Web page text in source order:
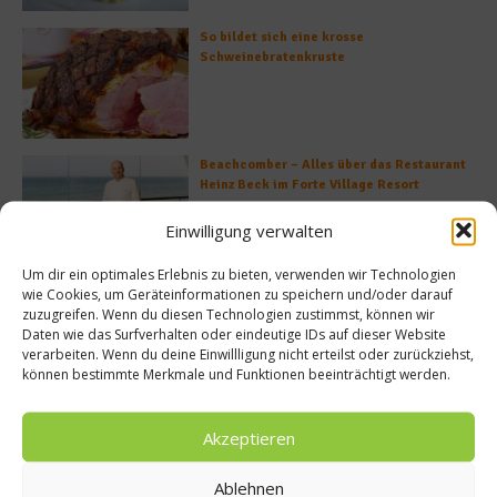
Einwilligung verwalten
Um dir ein optimales Erlebnis zu bieten, verwenden wir Technologien
wie Cookies, um Geräteinformationen zu speichern und/oder darauf
zuzugreifen. Wenn du diesen Technologien zustimmst, können wir
Daten wie das Surfverhalten oder eindeutige IDs auf dieser Website
verarbeiten. Wenn du deine Einwillligung nicht erteilst oder zurückziehst,
können bestimmte Merkmale und Funktionen beeinträchtigt werden.
Akzeptieren
Ablehnen
So bildet sich eine krosse
Schweinebratenkruste
Beachcomber – Alles über das Restaurant
Heinz Beck im Forte Village Resort
Was ist der Unterschied zwischen Limonen
und Limetten?